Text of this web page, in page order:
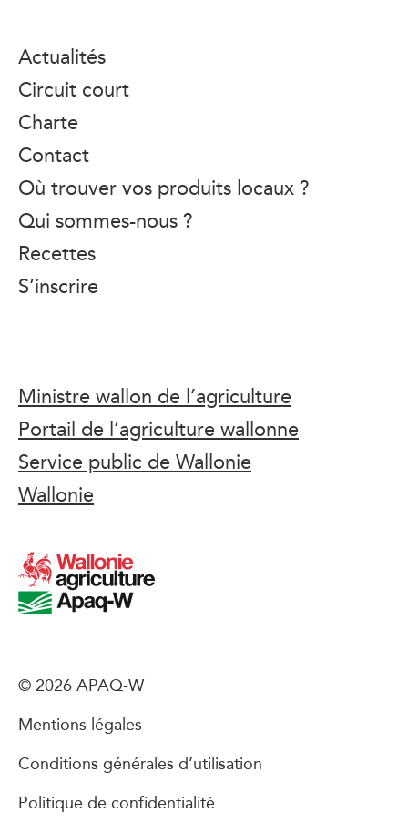
Actualités
Circuit court
Charte
Contact
Où trouver vos produits locaux ?
Qui sommes-nous ?
Recettes
S’inscrire
Ministre wallon de l’agriculture
Portail de l’agriculture wallonne
Service public de Wallonie
Wallonie
© 2026 APAQ-W
Mentions légales
Conditions générales d’utilisation
Politique de confidentialité